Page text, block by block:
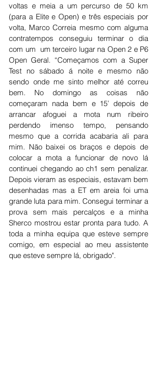
voltas e meia a um percurso de 50 km
(para a Elite e Open) e três especiais por
volta, Marco Correia mesmo com alguma
contratempos conseguiu terminar o dia
com um  um terceiro lugar na Open 2 e P6
Open Geral. “Começamos com a Super
Test no sábado á noite e mesmo não
sendo onde me sinto melhor até correu
bem. No domingo as coisas não
começaram nada bem e 15’ depois de
arrancar afoguei a mota num ribeiro
perdendo imenso tempo, pensando
mesmo que a corrida acabaria ali para
mim. Não baixei os braços e depois de
colocar a mota a funcionar de novo lá
continuei chegando ao ch1 sem penalizar.
Depois vieram as especiais, estavam bem
desenhadas mas a ET em areia foi uma
grande luta para mim. Consegui terminar a
prova sem mais percalços e a minha
Sherco mostrou estar pronta para tudo. A
toda a minha equipa que esteve sempre
comigo, em especial ao meu assistente
que esteve sempre lá, obrigado".